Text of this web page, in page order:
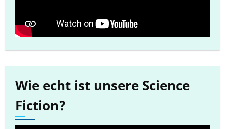
Wie echt ist unsere Science
Fiction?